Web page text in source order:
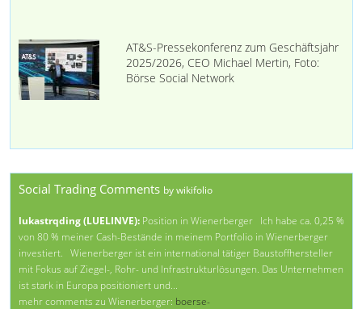
AT&S-Pressekonferenz zum Geschäftsjahr
2025/2026, CEO Michael Mertin, Foto:
Börse Social Network
Social Trading Comments by wikifolio
lukastrqding (LUELINVE): Position in Wienerberger Ich habe ca. 0,25 %
von 80 % meiner Cash-Bestände in meinem Portfolio in Wienerberger
investiert. Wienerberger ist ein international tätiger Baustoffhersteller
mit Fokus auf Ziegel-, Rohr- und Infrastrukturlösungen. Das Unternehmen
ist stark in Europa positioniert und...
mehr comments zu Wienerberger: boerse-